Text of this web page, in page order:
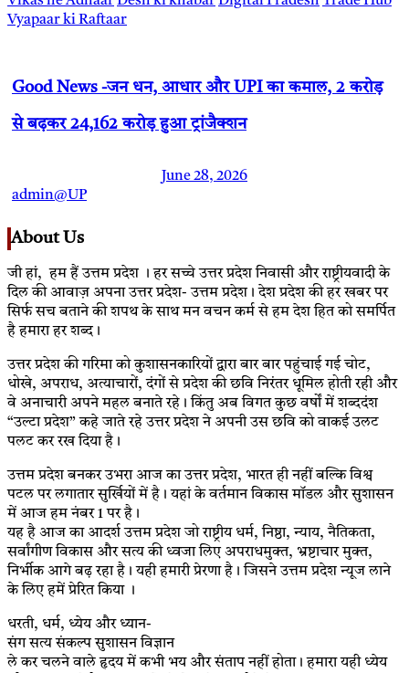
Vyapaar ki Raftaar
Good News -जन धन, आधार और UPI का कमाल, 2 करोड़
से बढ़कर 24,162 करोड़ हुआ ट्रांजैक्शन
June 28, 2026
admin@UP
About Us
जी हां, हम हैं उत्तम प्रदेश । हर सच्चे उत्तर प्रदेश निवासी और राष्ट्रीयवादी के
दिल की आवाज़ अपना उत्तर प्रदेश- उत्तम प्रदेश। देश प्रदेश की हर खबर पर
सिर्फ सच बताने की शपथ के साथ मन वचन कर्म से हम देश हित को समर्पित
है हमारा हर शब्द।
उत्तर प्रदेश की गरिमा को कुशासनकारियों द्वारा बार बार पहुंचाई गई चोट,
धोखे, अपराध, अत्याचारों, दंगों से प्रदेश की छवि निरंतर धूमिल होती रही और
वे अनाचारी अपने महल बनाते रहे। किंतु अब विगत कुछ वर्षों में शब्ददंश
“उल्टा प्रदेश” कहे जाते रहे उत्तर प्रदेश ने अपनी उस छवि को वाकई उलट
पलट कर रख दिया है।
उत्तम प्रदेश बनकर उभरा आज का उत्तर प्रदेश, भारत ही नहीं बल्कि विश्व
पटल पर लगातार सुर्खियों में है। यहां के वर्तमान विकास मॉडल और सुशासन
में आज हम नंबर 1 पर है।
यह है आज का आदर्श उत्तम प्रदेश जो राष्ट्रीय धर्म, निष्ठा, न्याय, नैतिकता,
सर्वांगीण विकास और सत्य की ध्वजा लिए अपराधमुक्त, भ्रष्टाचार मुक्त,
निर्भीक आगे बढ़ रहा है। यही हमारी प्रेरणा है। जिसने उत्तम प्रदेश न्यूज लाने
के लिए हमें प्रेरित किया ।
धरती, धर्म, ध्येय और ध्यान-
संग सत्य संकल्प सुशासन विज्ञान
ले कर चलने वाले हृदय में कभी भय और संताप नहीं होता। हमारा यही ध्येय